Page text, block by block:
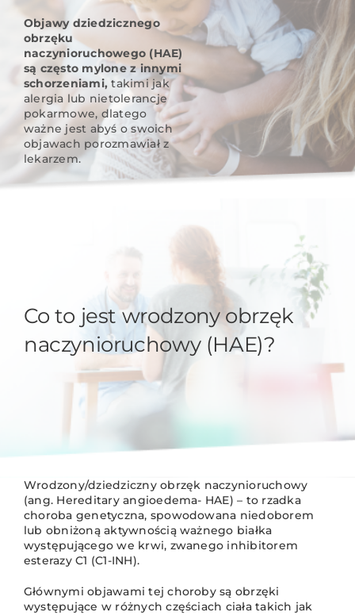
Objawy dziedzicznego
obrzęku
naczynioruchowego (HAE)
są często mylone z innymi
schorzeniami, takimi jak
alergia lub nietolerancje
pokarmowe, dlatego
ważne jest abyś o swoich
objawach porozmawiał z
lekarzem.
Co to jest wrodzony obrzęk
naczynioruchowy (HAE)?
Wrodzony/dziedziczny obrzęk naczynioruchowy
(ang. Hereditary angioedema- HAE) – to rzadka
choroba genetyczna, spowodowana niedoborem
lub obniżoną aktywnością ważnego białka
występującego we krwi, zwanego inhibitorem
esterazy C1 (C1-INH).
Głównymi objawami tej choroby są obrzęki
występujące w różnych częściach ciała takich jak